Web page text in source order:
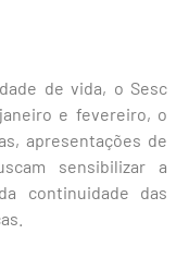
de vida, o Sesc
e fevereiro, o
apresentações de
sensibilizar a
continuidade das